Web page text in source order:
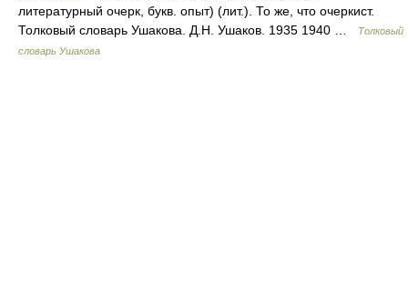
литературный очерк, букв. опыт) (лит.). То же, что очеркист.
Толковый словарь Ушакова. Д.Н. Ушаков. 1935 1940 …
Толковый
словарь Ушакова